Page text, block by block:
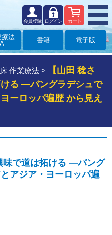
カート
ログイン
会員登録
療法
書籍 電子版
作業療法 >
【山田 稔さ
る ―バングラデシュで
ーロッパ遍歴 から見え
味で道は拓ける ―バング
アジア・ヨーロッパ遍